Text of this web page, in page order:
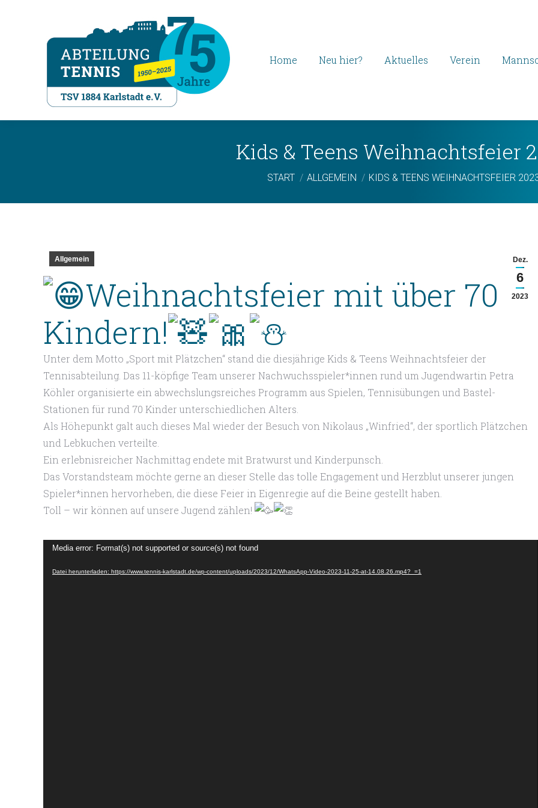
Home Neu hier? Aktuelles Verein
Kids & Teens Weihnachtsfeier
Sie befinden sich hier:
START ALLGEMEIN KIDS & TEENS WEIHNACHTSFEIER
Dez.
6
2023
Allgemein
Weihnachtsfeier mit über 70
Kindern!
Unter dem Motto „Sport mit Plätzchen“ stand die diesjährige Kids & Teens Weihnachtsfeier der
Tennisabteilung. Das 11-köpfige Team unserer Nachwuchsspieler*innen rund um Jugendwartin Petra
Köhler organisierte ein abwechslungsreiches Programm aus Spielen, Tennisübungen und Bastel-
Stationen für rund 70 Kinder unterschiedlichen Alters.
Als Höhepunkt galt auch dieses Mal wieder der Besuch von Nikolaus „Winfried“, der sportlich Plätzchen
und Lebkuchen verteilte.
Ein erlebnisreicher Nachmittag endete mit Bratwurst und Kinderpunsch.
Das Vorstandsteam möchte gerne an dieser Stelle das tolle Engagement und Herzblut unserer jungen
Spieler*innen hervorheben, die diese Feier in Eigenregie auf die Beine gestellt haben.
Toll – wir können auf unsere Jugend zählen!
Video-
Media error: Format(s) not supported or source(s) not found
Datei herunterladen: https://www.tennis-karlstadt.de/wp-content/uploads/2023/12/WhatsApp-Video-2023-11-25-at-14.08.26.mp4?_=1